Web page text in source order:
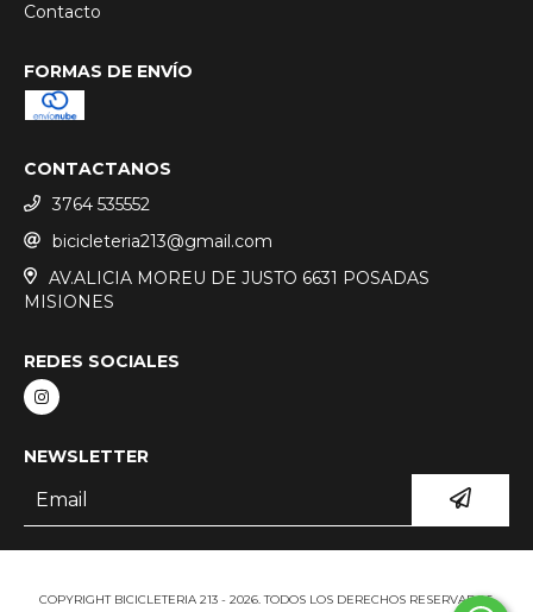
Contacto
FORMAS DE ENVÍO
CONTACTANOS
3764 535552
bicicleteria213@gmail.com
AV.ALICIA MOREU DE JUSTO 6631 POSADAS
MISIONES
REDES SOCIALES
NEWSLETTER
COPYRIGHT BICICLETERIA 213 - 2026. TODOS LOS DERECHOS RESERVADOS.